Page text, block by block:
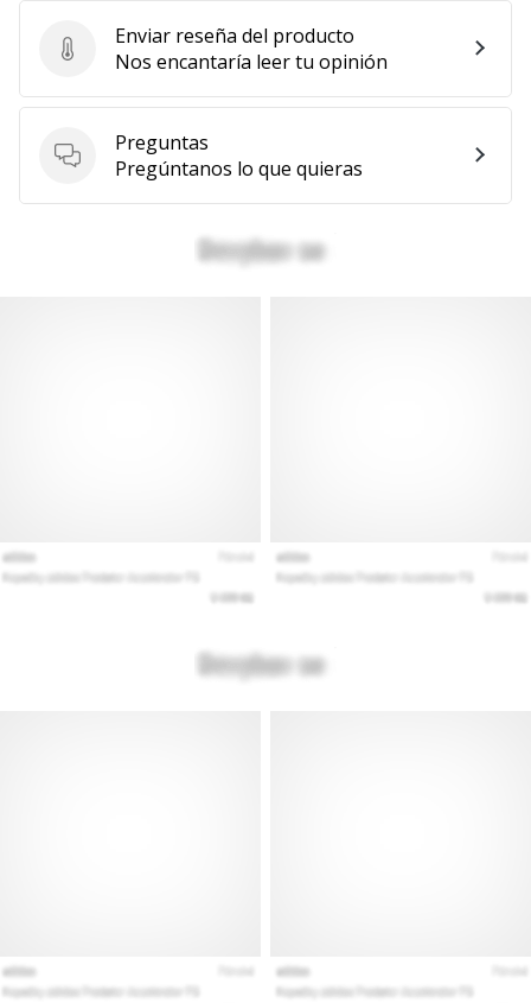
Enviar reseña del producto
Enviar reseña del producto
Nos encantaría leer tu opinión
Preguntas
Preguntas
Pregúntanos lo que quieras